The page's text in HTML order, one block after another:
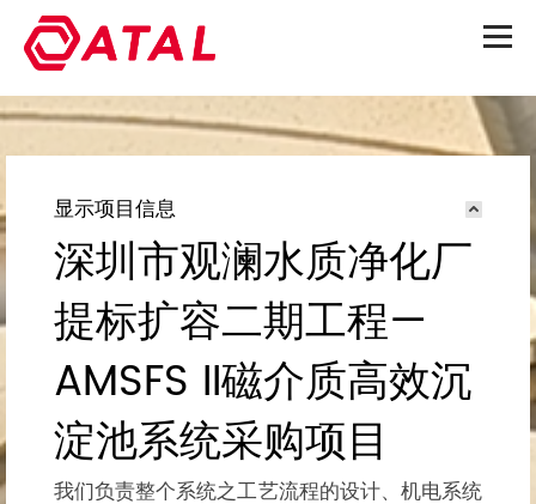
显示项目信息
深圳市观澜水质净化厂
提标扩容二期工程—
AMSFS II磁介质高效沉
淀池系统采购项目
我们负责整个系统之工艺流程的设计、机电系统